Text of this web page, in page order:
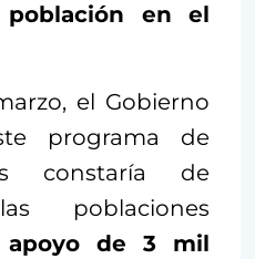
en el
el Gobierno
programa de
constaría de
poblaciones
apoyo de 3 mil